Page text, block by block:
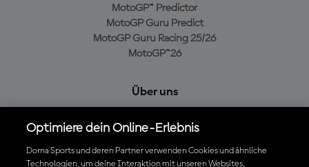
MotoGP™ Predictor
MotoGP Guru Predict
MotoGP Guru Racing 25/26
MotoGP™26
Über uns
Cookie-Richtlinien
Geschäftsbedingungen
Optimiere dein Online-Erlebnis
Dorna Sports und deren Partner verwenden Cookies und ähnliche
Technologien, um deine Interaktion mit unseren Websites,